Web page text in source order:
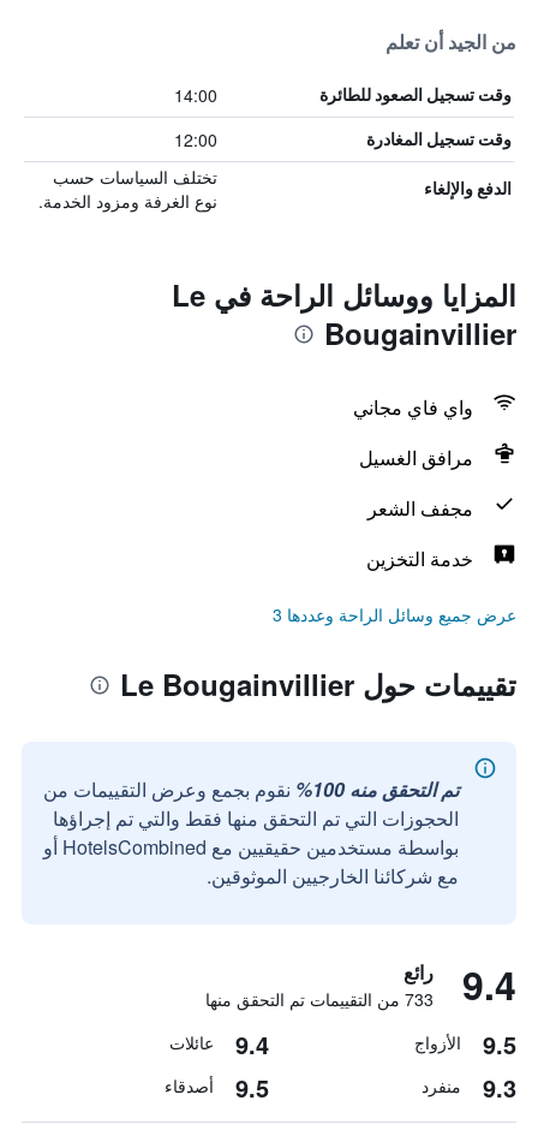
من الجيد أن تعلم
وقت تسجيل الصعود للطائرة 14:00
وقت تسجيل المغادرة 12:00
الدفع والإلغاء
تختلف السياسات حسب
نوع الغرفة ومزود الخدمة.
المزايا ووسائل الراحة في Le
Bougainvillier
واي فاي مجاني
مرافق الغسيل
مجفف الشعر
خدمة التخزين
عرض جميع وسائل الراحة وعددها 3
تقييمات حول Le Bougainvillier
تم التحقق منه 100%
نقوم بجمع وعرض التقييمات من
الحجوزات التي تم التحقق منها فقط والتي تم إجراؤها
بواسطة مستخدمين حقيقيين مع HotelsCombined أو
مع شركائنا الخارجيين الموثوقين.
9.4 رائع
733 من التقييمات تم التحقق منها
9.5 الأزواج 9.4 عائلات
9.3 منفرد 9.5 أصدقاء